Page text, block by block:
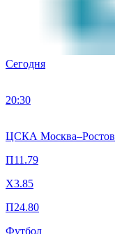
Сегодня
20:30
ЦСКА Москва–Ростов
П11.79
X3.85
П24.80
Футбол